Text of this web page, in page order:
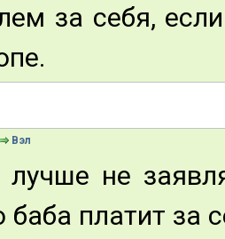
за себя,
Вэл
не
баба платит за